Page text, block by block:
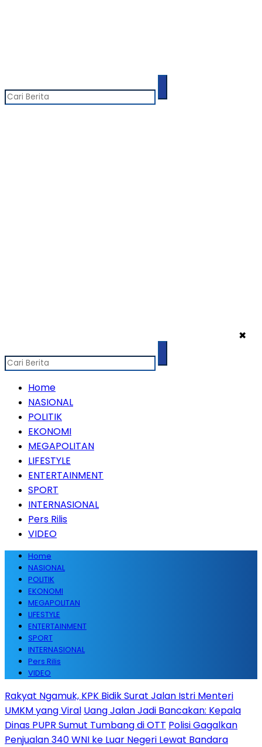
✖
Home
NASIONAL
POLITIK
EKONOMI
MEGAPOLITAN
LIFESTYLE
ENTERTAINMENT
SPORT
INTERNASIONAL
Pers Rilis
VIDEO
Home
NASIONAL
POLITIK
EKONOMI
MEGAPOLITAN
LIFESTYLE
ENTERTAINMENT
SPORT
INTERNASIONAL
Pers Rilis
VIDEO
Rakyat Ngamuk, KPK Bidik Surat Jalan Istri Menteri
UMKM yang Viral Uang Jalan Jadi Bancakan: Kepala
Dinas PUPR Sumut Tumbang di OTT Polisi Gagalkan
Penjualan 340 WNI ke Luar Negeri Lewat Bandara